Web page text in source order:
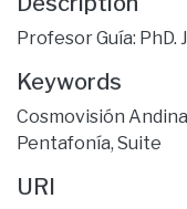
Profesor Guía: PhD.
Keywords
Cosmovisión Andina
Pentafonía, Suite
URI